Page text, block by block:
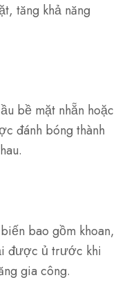
tăng khả năng
bề mặt nhẵn hoặc
đánh bóng thành
bao gồm khoan,
được ủ trước khi
gia công.